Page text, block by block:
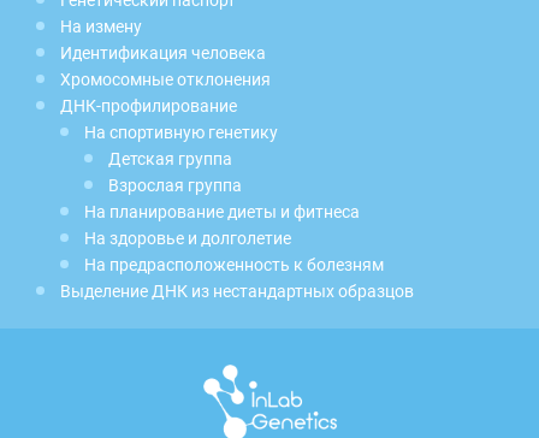
На измену
Идентификация человека
Хромосомные отклонения
ДНК-профилирование
На спортивную генетику
Детская группа
Взрослая группа
На планирование диеты и фитнеса
На здоровье и долголетие
На предрасположенность к болезням
Выделение ДНК из нестандартных образцов